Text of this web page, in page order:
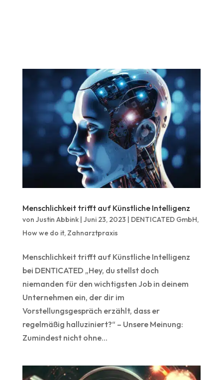
Menschlichkeit trifft auf Künstliche Intelligenz
von Justin Abbink| Juni 23, 2023 | DENTICATED GmbH,
How we do it, Zahnarztpraxis
Menschlichkeit trifft auf Künstliche Intelligenz
bei DENTICATED „Hey, du stellst doch
niemanden für den wichtigsten Job in deinem
Unternehmen ein, der dir im
Vorstellungsgespräch erzählt, dass er
regelmäßig halluziniert?“ – Unsere Meinung:
Zumindest nicht ohne...